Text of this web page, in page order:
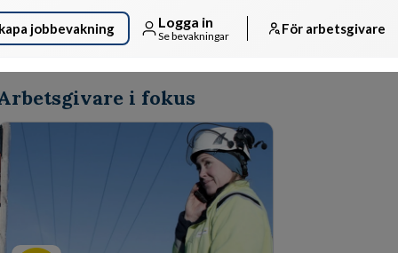
jobbevakning Logga in
Se bevakningar För arbetsgivare
i fokus